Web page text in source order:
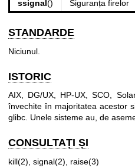
ssignal() Siguranța firelor
STANDARDE
Niciunul.
ISTORIC
AIX, DG/UX, HP-UX, SCO,
învechite în majoritatea acestor
glibc. Unele sisteme au, de
CONSULTAȚI ȘI
kill(2) signal(2) raise(3)